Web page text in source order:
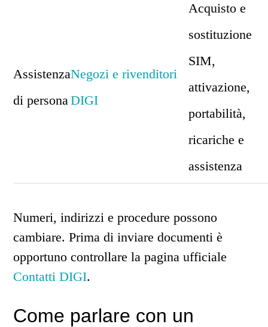
Assistenza
di persona
Negozi e rivenditori
DIGI
Acquisto e
sostituzione
SIM,
attivazione,
portabilità,
ricariche e
assistenza
Numeri, indirizzi e procedure possono
cambiare. Prima di inviare documenti è
opportuno controllare la pagina ufficiale
Contatti DIGI.
Come parlare con un